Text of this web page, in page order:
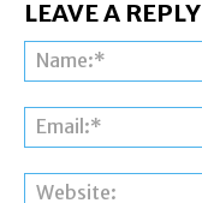
LEAVE A REPLY